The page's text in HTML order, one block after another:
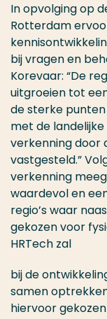
In opvolging op
Rotterdam
bij vragen en
Korevaar: “De
uitgroeien tot
de sterke
met de
verkenning door
vastgesteld.”
verkenning
waardevol en
regio’s waar
gekozen voor
HRTech zal
bij de
samen
hiervoor